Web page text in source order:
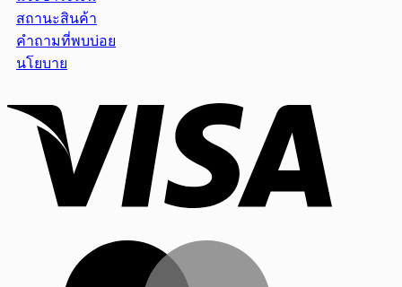
สถานะสินค้า
คำถามที่พบบ่อย
นโยบาย